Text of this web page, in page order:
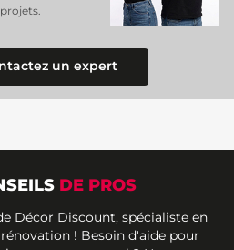
un expert
DE PROS
Décor Discount, spécialiste en
! Besoin d'aide pour